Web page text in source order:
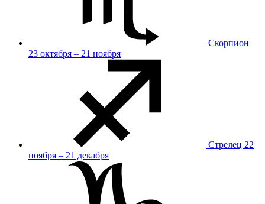
Скорпион
23 октября – 21 ноября
Стрелец 22
ноября – 21 декабря